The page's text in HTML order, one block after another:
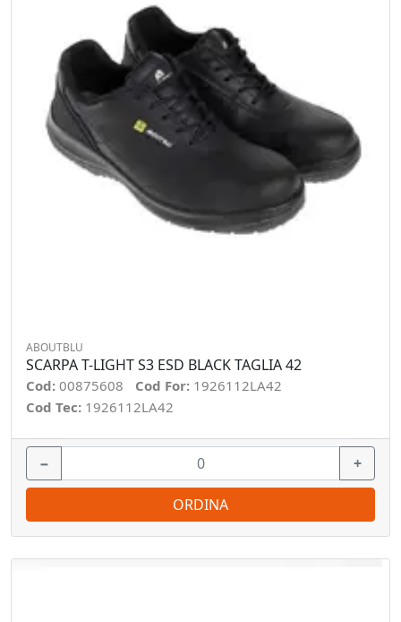
ABOUTBLU
SCARPA T-LIGHT S3 ESD BLACK TAGLIA 42
Cod: 00875608 Cod For: 1926112LA42
Cod Tec: 1926112LA42
− +
ORDINA